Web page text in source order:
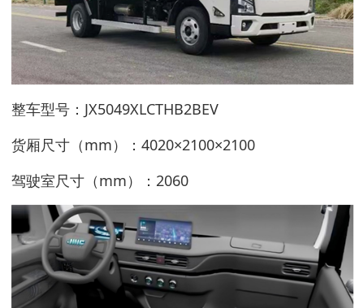
整车型号：JX5049XLCTHB2BEV
货厢尺寸（mm）：4020×2100×2100
驾驶室尺寸（mm）：2060